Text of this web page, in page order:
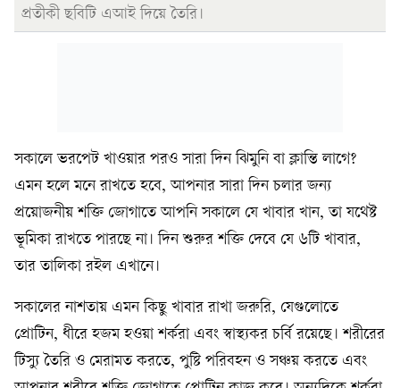
প্রতীকী ছবিটি এআই দিয়ে তৈরি।
সকালে ভরপেট খাওয়ার পরও সারা দিন ঝিমুনি বা ক্লান্তি লাগে?
এমন হলে মনে রাখতে হবে, আপনার সারা দিন চলার জন্য
প্রয়োজনীয় শক্তি জোগাতে আপনি সকালে যে খাবার খান, তা যথেষ্ট
ভূমিকা রাখতে পারছে না। দিন শুরুর শক্তি দেবে যে ৬টি খাবার,
তার তালিকা রইল এখানে।
সকালের নাশতায় এমন কিছু খাবার রাখা জরুরি, যেগুলোতে
প্রোটিন, ধীরে হজম হওয়া শর্করা এবং স্বাস্থ্যকর চর্বি রয়েছে। শরীরের
টিস্যু তৈরি ও মেরামত করতে, পুষ্টি পরিবহন ও সঞ্চয় করতে এবং